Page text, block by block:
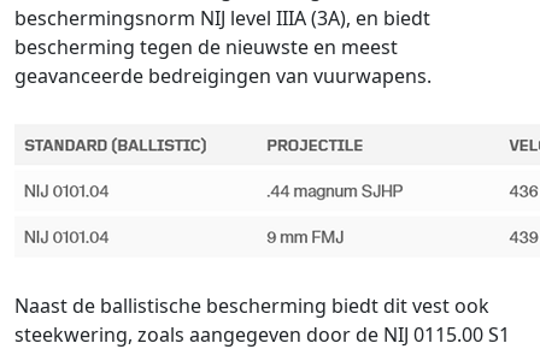
beschermingsnorm NIJ level IIIA (3A), en biedt
bescherming tegen de nieuwste en meest
geavanceerde bedreigingen van vuurwapens.
Naast de ballistische bescherming biedt dit vest ook
steekwering, zoals aangegeven door de NIJ 0115.00 S1